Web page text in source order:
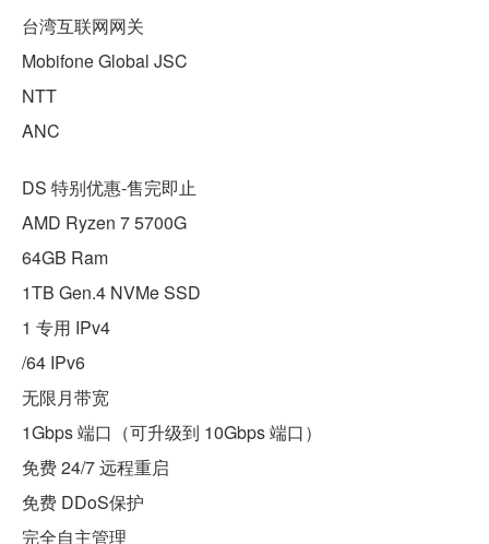
台湾互联网网关
Mobifone Global JSC
NTT
ANC
DS 特别优惠-售完即止
AMD Ryzen 7 5700G
64GB Ram
1TB Gen.4 NVMe SSD
1 专用 IPv4
/64 IPv6
无限月带宽
1Gbps 端口（可升级到 10Gbps 端口）
免费 24/7 远程重启
免费 DDoS保护
完全自主管理